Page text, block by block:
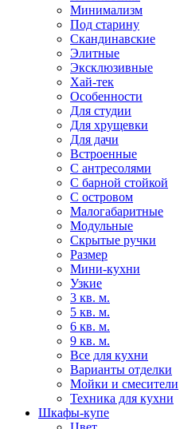
Минимализм
Под старину
Скандинавские
Элитные
Эксклюзивные
Хай-тек
Особенности
Для студии
Для хрущевки
Для дачи
Встроенные
С антресолями
С барной стойкой
С островом
Малогабаритные
Модульные
Скрытые ручки
Размер
Мини-кухни
Узкие
3 кв. м.
5 кв. м.
6 кв. м.
9 кв. м.
Все для кухни
Варианты отделки
Мойки и смесители
Техника для кухни
Шкафы-купе